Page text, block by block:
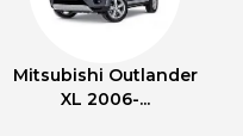
Mitsubishi Outlander
XL 2006-...